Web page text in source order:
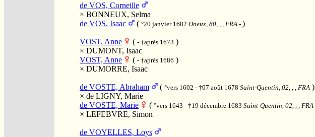
de VOS, Corneille
× BONNEUX, Selma
de VOS, Isaac
( °20 janvier 1682 Oneux, 80, , , FRA - )
VOST, Anne ( - †après 1673 )
× DUMONT, Isaac
VOST, Anne
( - †après 1686 )
× DUMORRE, Isaac
de VOSTE, Abraham ( °vers 1602 - †07 août 1678 Saint-Quentin, 02, , , FRA )
× de LIGNY, Marie
de VOSTE, Marie
( °vers 1643 - †19 décembre 1683 Saint-Quentin, 02, , , FRA
× LEFEBVRE, Simon
de VOYELLES, Loys